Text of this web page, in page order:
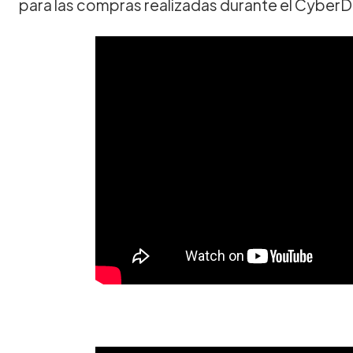
para las compras realizadas durante el